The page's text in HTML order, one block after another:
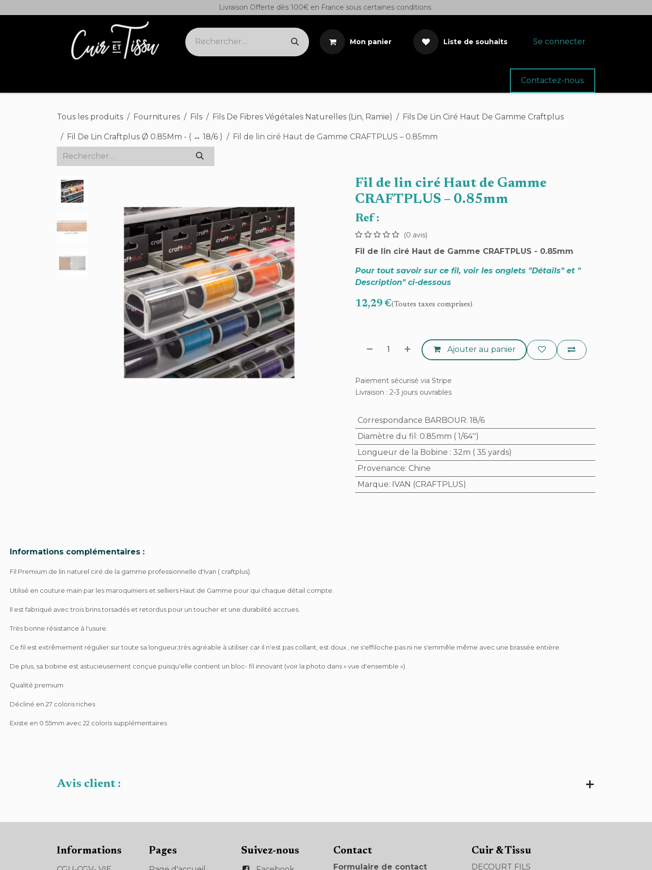
Livraison Offerte dès 100€ en France sous certaines conditions
Mon panier Liste de souhaits Se connecter
Contactez-nous
Tous les produits Fournitures Fils Fils De Fibres Végétales Naturelles (Lin, Ramie) Fils De Lin Ciré Haut De Gamme Craftplus
Fil De Lin Craftplus Ø 0.85Mm - ( ↔ 18/6 ) Fil de lin ciré Haut de Gamme CRAFTPLUS – 0.85mm
Fil de lin ciré Haut de Gamme
CRAFTPLUS – 0.85mm
Ref :
(0 avis)
Fil de lin ciré Haut de Gamme CRAFTPLUS - 0.85mm
Pour tout savoir sur ce fil, voir les onglets "Détails" et "
Description" ci-dessous
12,29 €(Toutes taxes comprises)
Ajouter au panier
Paiement sécurisé via Stripe
Livraison : 2-3 jours ouvrables
Correspondance BARBOUR: 18/6
Diamètre du fil : 0.85mm ( 1/64'')
Longueur de la Bobine : 32m ( 35 yards)
Provenance: Chine
Marque: IVAN (CRAFTPLUS)
Informations complémentaires :
Fil Premium de lin naturel ciré de la gamme professionnelle d'Ivan ( craftplus).
Utilisé en couture main par les maroquiniers et selliers Haut de Gamme pour qui chaque détail compte.
Il est fabriqué avec trois brins torsadés et retordus pour un toucher et une durabilité accrues.
Très bonne résistance à l'usure.
Ce fil est extrêmement régulier sur toute sa longueur,très agréable à utiliser car il n'est pas collant, est doux , ne s'effiloche pas ni ne s'emmêle même avec une brassée entière.
De plus, sa bobine est astucieusement conçue puisqu'elle contient un bloc- fil innovant (voir la photo dans « vue d'ensemble »).
Qualité premium
Décliné en 27 coloris riches
Existe en 0.55mm avec 22 coloris supplémentaires
Avis client :
Informations Pages Suivez-nous Con​tact
Formulaire de contact
Cuir & Tissu
DECOURT FILS